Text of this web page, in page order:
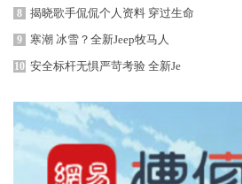
8 揭晓歌手侃侃个人资料 穿过生命
9 寒潮 冰雪？全新Jeep牧马人
10 安全标杆无惧严苛考验 全新Je